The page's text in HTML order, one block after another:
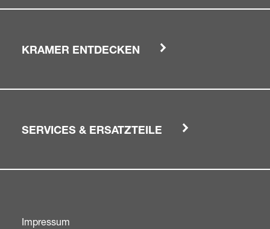
KRAMER ENTDECKEN
SERVICES & ERSATZTEILE
Impressum